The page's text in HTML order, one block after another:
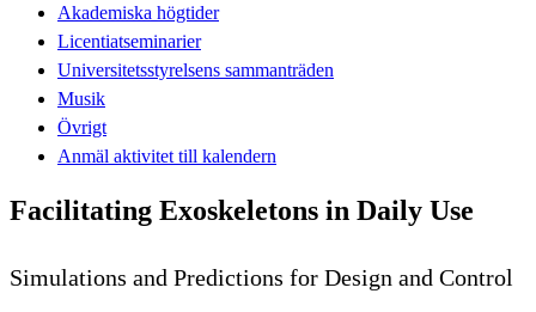
Akademiska högtider
Licentiatseminarier
Universitetsstyrelsens sammanträden
Musik
Övrigt
Anmäl aktivitet till kalendern
Facilitating Exoskeletons in Daily Use
Simulations and Predictions for Design and Control